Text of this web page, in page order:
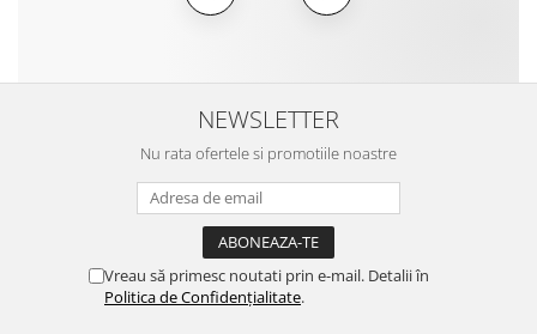
NEWSLETTER
Nu rata ofertele si promotiile noastre
Vreau să primesc noutati prin e-mail. Detalii în
Politica de Confidențialitate.